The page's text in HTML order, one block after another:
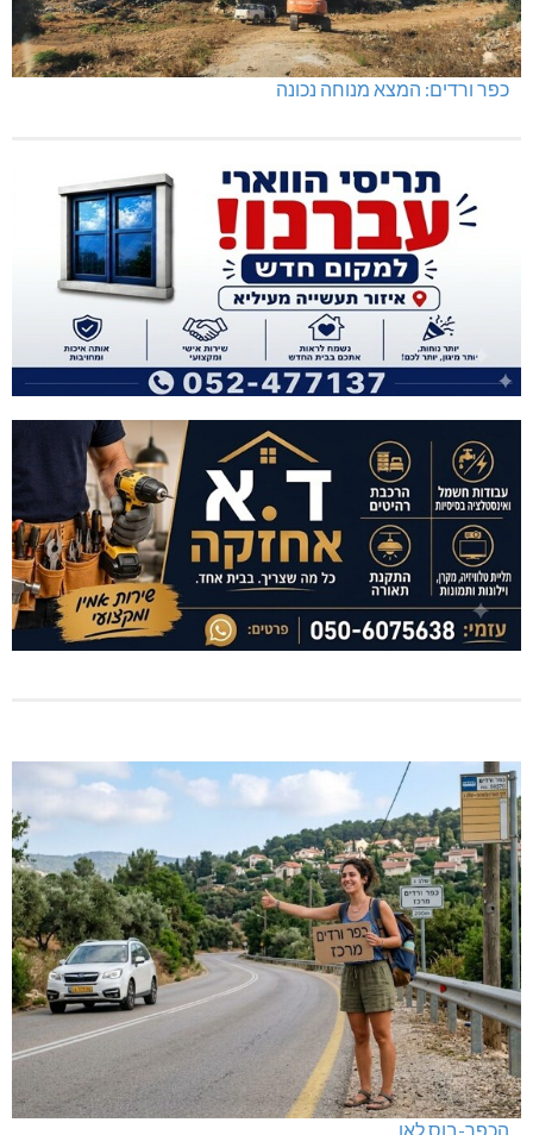
כפר ורדים: המצא מנוחה נכונה
הכפר-בוס לאן